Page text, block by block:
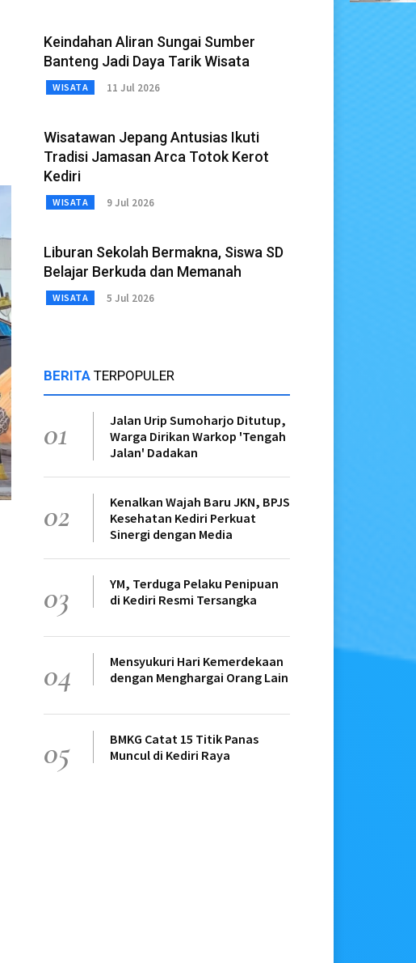
Keindahan Aliran Sungai Sumber
Banteng Jadi Daya Tarik Wisata
WISATA 11 Jul 2026
Wisatawan Jepang Antusias Ikuti
Tradisi Jamasan Arca Totok Kerot
Kediri
WISATA 9 Jul 2026
Liburan Sekolah Bermakna, Siswa SD
Belajar Berkuda dan Memanah
WISATA 5 Jul 2026
BERITA TERPOPULER
01
Jalan Urip Sumoharjo Ditutup,
Warga Dirikan Warkop 'Tengah
Jalan' Dadakan
02
Kenalkan Wajah Baru JKN, BPJS
Kesehatan Kediri Perkuat
Sinergi dengan Media
03
YM, Terduga Pelaku Penipuan
di Kediri Resmi Tersangka
04
Mensyukuri Hari Kemerdekaan
dengan Menghargai Orang Lain
05
BMKG Catat 15 Titik Panas
Muncul di Kediri Raya